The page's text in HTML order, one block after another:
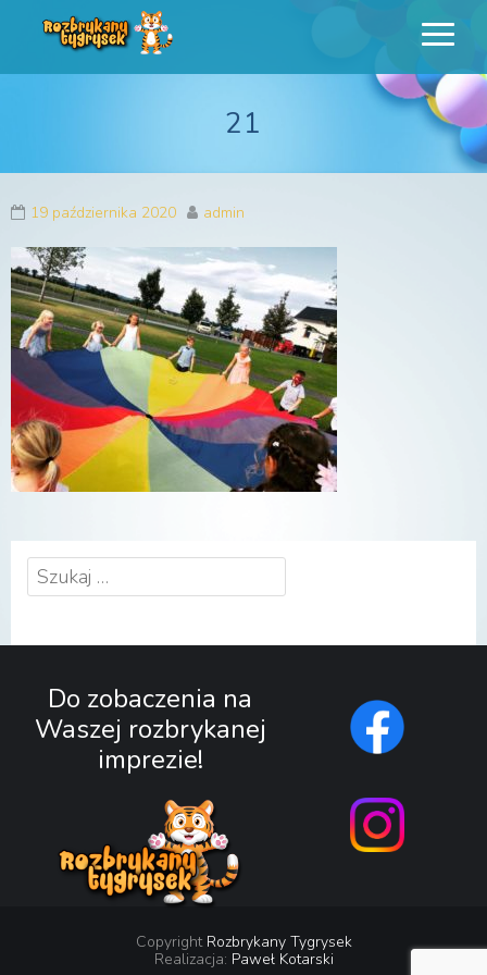
Rozbrykany
Profesjonalne animacje urodzinowe dla dzieci
21
19 października 2020 admin
Szukaj:
Do zobaczenia na
Waszej rozbrykanej
imprezie!
Copyright Rozbrykany Tygrysek
Realizacja: Paweł Kotarski